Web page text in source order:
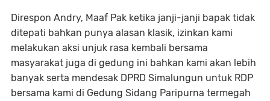
Direspon Andry, Maaf Pak ketika janji-janji bapak tidak
ditepati bahkan punya alasan klasik, izinkan kami
melakukan aksi unjuk rasa kembali bersama
masyarakat juga di gedung ini bahkan kami akan lebih
banyak serta mendesak DPRD Simalungun untuk RDP
bersama kami di Gedung Sidang Paripurna termegah